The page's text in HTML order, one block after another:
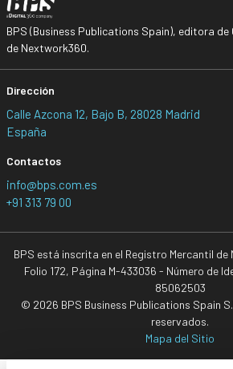
BPS (Business Publications Spain), editora
de Nextwork360.
Dirección
Calle Azcona 12, Bajo B, 28028 Madrid
España
Contactos
info@bps.com.es
+91 313 79 00
BPS está inscrita en el Registro Mercantil de
Folio 172, Página M-433036 - Número de
85062503
© 2026 BPS Business Publications Spain
reservados.
Mapa del Sitio